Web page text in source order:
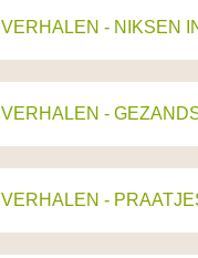
VERHALEN - NIKSEN
VERHALEN -
VERHALEN -